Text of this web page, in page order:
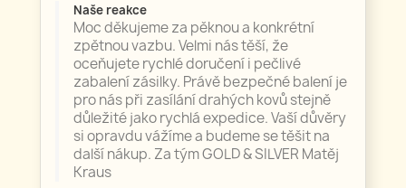
Naše reakce
Moc děkujeme za pěknou a konkrétní
zpětnou vazbu. Velmi nás těší, že
oceňujete rychlé doručení i pečlivé
zabalení zásilky. Právě bezpečné balení je
pro nás při zasílání drahých kovů stejně
důležité jako rychlá expedice. Vaší důvěry
si opravdu vážíme a budeme se těšit na
další nákup. Za tým GOLD & SILVER Matěj
Kraus